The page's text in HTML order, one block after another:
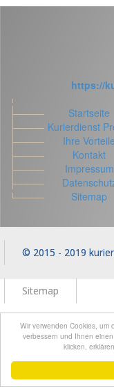
Wir verwenden Cookies, um
verbessern und Ihnen
klicken,
https://
Startseite
Kurierdienst
Ihre Vorteile
Kontakt
Impressum
Sitemap
© 2015 - 2019
Sitemap